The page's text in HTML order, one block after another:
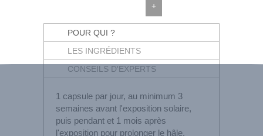
+
POUR QUI ?
LES INGRÉDIENTS
CONSEILS D'EXPERTS
1 capsule par jour, au minimum 3
semaines avant l'exposition solaire,
puis pendant et 1 mois après
l'exposition pour prolonger le hâle.